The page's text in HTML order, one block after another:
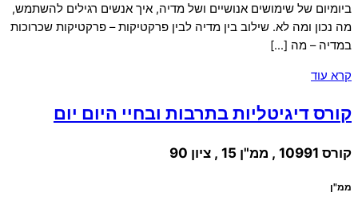
ביומיום של שימושים אנושיים ושל מדיה, איך אנשים רגילים להשתמש,
מה נכון ומה לא. שילוב בין מדיה לבין פרקטיקות – פרקטיקות שכרוכות
במדיה – מה […]
קרא עוד
קורס דיגיטליות בתרבות ובחיי היום יום
קורס 10991 , ממ"ן 15 , ציון 90
ממ"ן